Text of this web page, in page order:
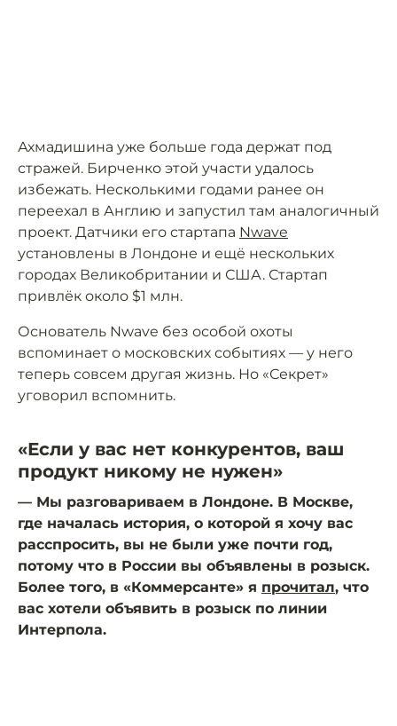
Ахмадишина уже больше года держат под
стражей. Бирченко этой участи удалось
избежать. Несколькими годами ранее он
переехал в Англию и запустил там аналогичный
проект. Датчики его стартапа Nwave
установлены в Лондоне и ещё нескольких
городах Великобритании и США. Стартап
привлёк около $1 млн.
Основатель Nwave без особой охоты
вспоминает о московских событиях — у него
теперь совсем другая жизнь. Но «Секрет»
уговорил вспомнить.
«Если у вас нет конкурентов, ваш
продукт никому не нужен»
— Мы разговариваем в Лондоне. В Москве,
где началась история, о которой я хочу вас
расспросить, вы не были уже почти год,
потому что в России вы объявлены в розыск.
Более того, в «Коммерсанте» я прочитал, что
вас хотели объявить в розыск по линии
Интерпола.